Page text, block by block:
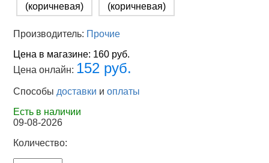
Производитель: Прочие
Цена в магазине: 160 руб.
Цена онлайн: 152 руб.
Способы доставки иоплаты
Есть в наличии
09-08-2026
Количество: